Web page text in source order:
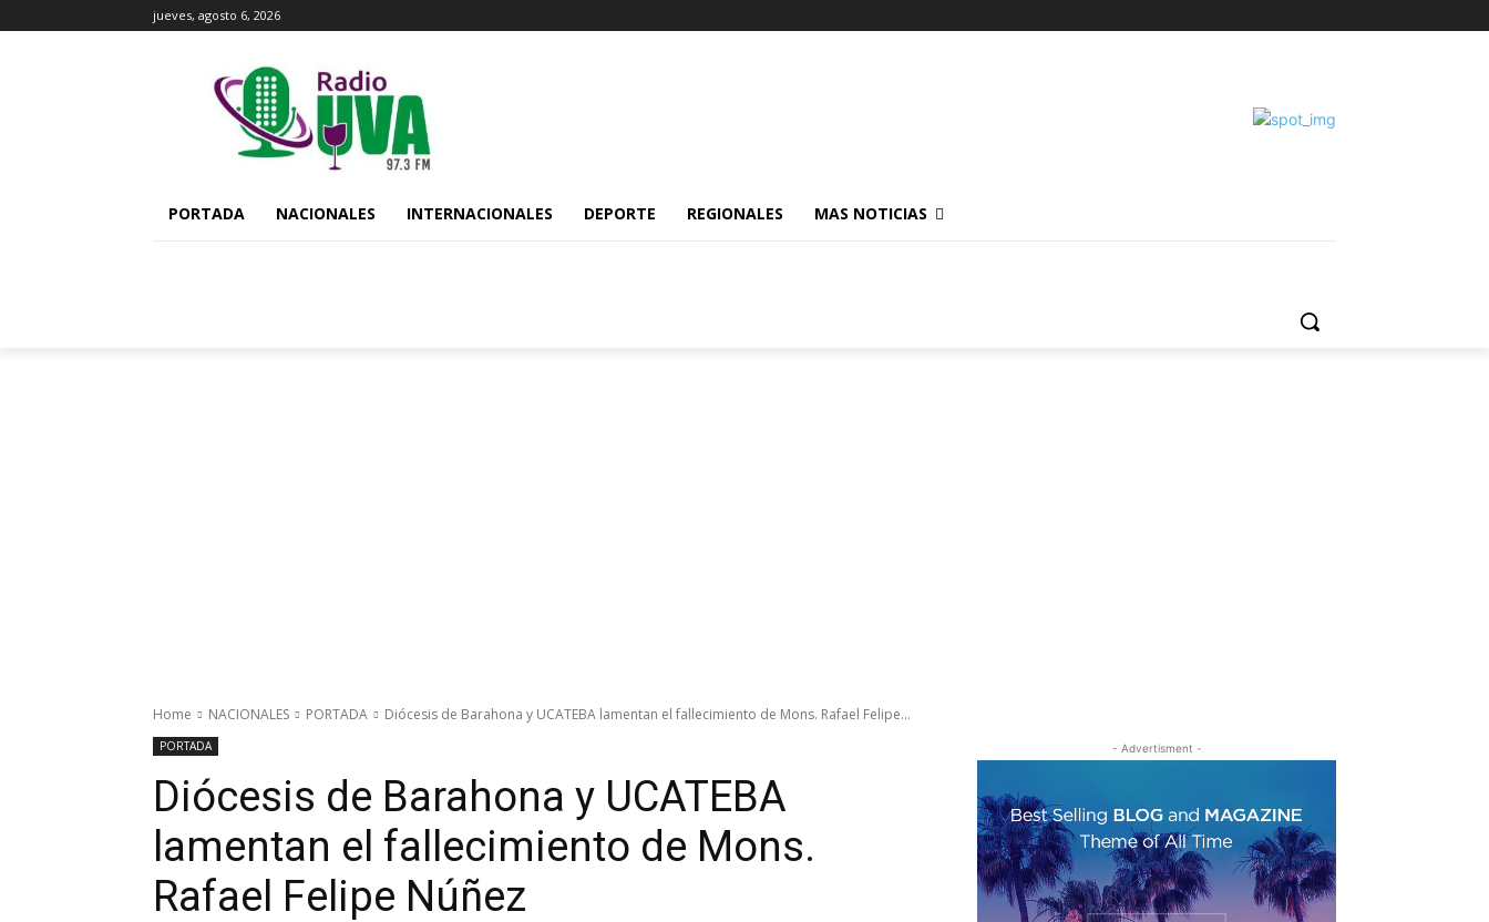
jueves, agosto 6, 2026
PORTADA NACIONALES INTERNACIONALES DEPORTE REGIONALES MAS NOTICIAS
Home NACIONALES PORTADA Diócesis de Barahona y UCATEBA lamentan el fallecimiento de Mons. Rafael Felipe...
PORTADA
Diócesis de Barahona y UCATEBA
lamentan el fallecimiento de Mons.
Rafael Felipe Núñez
- Advertisment -